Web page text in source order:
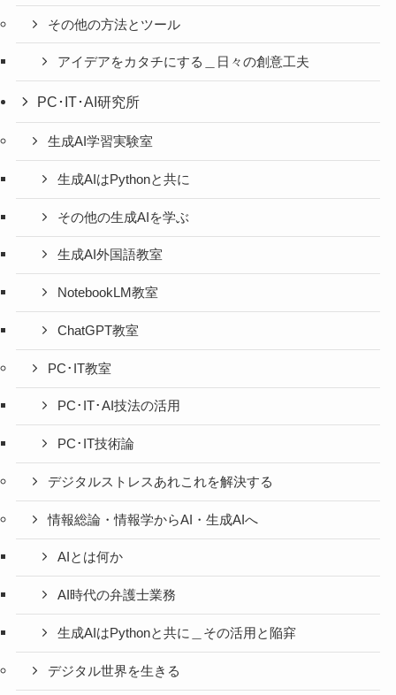
その他の方法とツール
アイデアをカタチにする＿日々の創意工夫
PC･IT･AI研究所
生成AI学習実験室
生成AIはPythonと共に
その他の生成AIを学ぶ
生成AI外国語教室
NotebookLM教室
ChatGPT教室
PC･IT教室
PC･IT･AI技法の活用
PC･IT技術論
デジタルストレスあれこれを解決する
情報総論・情報学からAI・生成AIへ
AIとは何か
AI時代の弁護士業務
生成AIはPythonと共に＿その活用と陥穽
デジタル世界を生きる